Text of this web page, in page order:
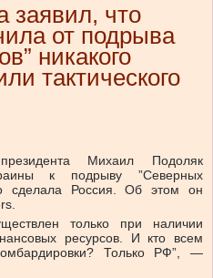
заявил, что
от подрыва
никакого
тактического
Михаил Подоляк
к подрыву ”Северных
сделала Россия. Об этом он
только при наличии
ресурсов. И кто всем
Только РФ”, —